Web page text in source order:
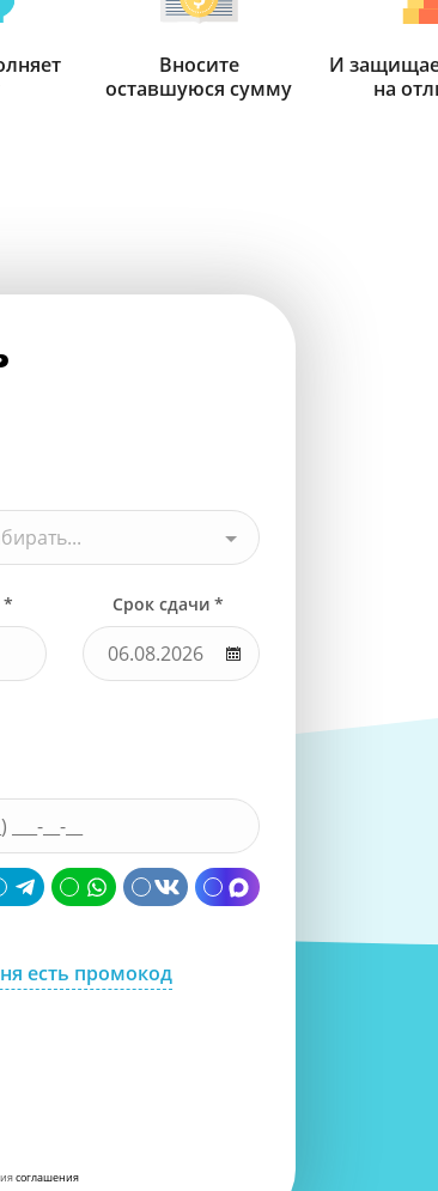
Вносите
оставшуюся сумму
И
на
* Срок сдачи *
есть промокод
соглашения